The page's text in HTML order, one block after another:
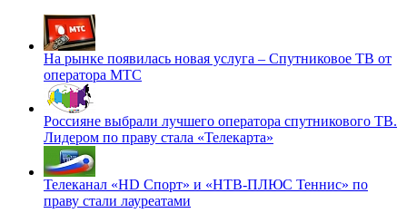
На рынке появилась новая услуга – Спутниковое ТВ от
оператора МТС
Россияне выбрали лучшего оператора спутникового ТВ.
Лидером по праву стала «Телекарта»
Телеканал «HD Спорт» и «НТВ-ПЛЮС Теннис» по
праву стали лауреатами